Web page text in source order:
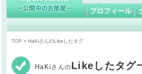
プロフィール
TOP > HaKiさんのLikeしたタグ
HaKi さんのLikeしたタグ